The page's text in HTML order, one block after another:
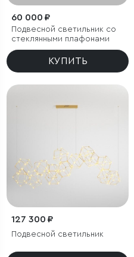
60 000 ₽
Подвесной светильник со
стеклянными плафонами
КУПИТЬ
127 300 ₽
Подвесной светильник